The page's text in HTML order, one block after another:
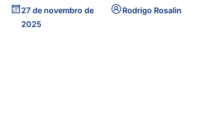
27 de novembro de
2025
Rodrigo Rosalin